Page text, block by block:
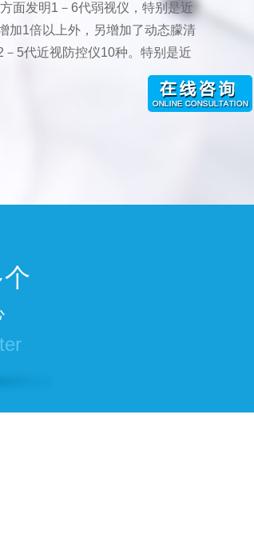
面发明1－6代弱视仪，特别是近
加1倍以上外，另增加了动态朦清
5代近视防控仪10种。特别是近